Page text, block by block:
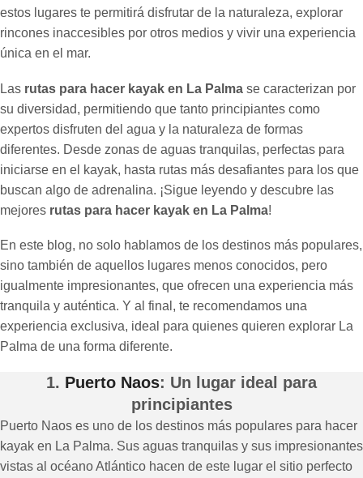
estos lugares te permitirá disfrutar de la naturaleza, explorar
rincones inaccesibles por otros medios y vivir una experiencia
única en el mar.
Las rutas para hacer kayak en La Palma se caracterizan por
su diversidad, permitiendo que tanto principiantes como
expertos disfruten del agua y la naturaleza de formas
diferentes. Desde zonas de aguas tranquilas, perfectas para
iniciarse en el kayak, hasta rutas más desafiantes para los que
buscan algo de adrenalina. ¡Sigue leyendo y descubre las
mejores rutas para hacer kayak en La Palma!
En este blog, no solo hablamos de los destinos más populares,
sino también de aquellos lugares menos conocidos, pero
igualmente impresionantes, que ofrecen una experiencia más
tranquila y auténtica. Y al final, te recomendamos una
experiencia exclusiva, ideal para quienes quieren explorar La
Palma de una forma diferente.
1. Puerto Naos: Un lugar ideal para
principiantes
Puerto Naos es uno de los destinos más populares para hacer
kayak en La Palma. Sus aguas tranquilas y sus impresionantes
vistas al océano Atlántico hacen de este lugar el sitio perfecto